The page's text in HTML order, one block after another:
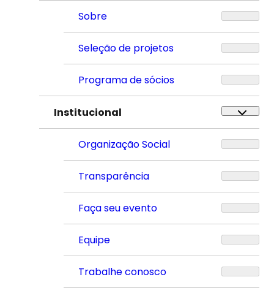
Sobre
Seleção de projetos
Programa de sócios
Institucional
Organização Social
Transparência
Faça seu evento
Equipe
Trabalhe conosco